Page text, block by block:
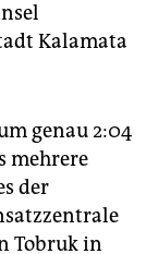
Kalamata
genau 2:04
mehrere
der
Tobruk in